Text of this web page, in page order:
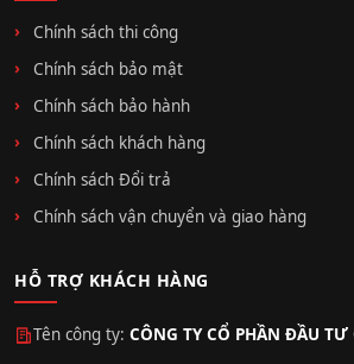
Chính sách thi công
Chính sách bảo mật
Chính sách bảo hành
Chính sách khách hàng
Chính sách Đổi trả
Chính sách vận chuyển và giao hàng
HỖ TRỢ KHÁCH HÀNG
Tên công ty: CÔNG TY CỔ PHẦN ĐẦU